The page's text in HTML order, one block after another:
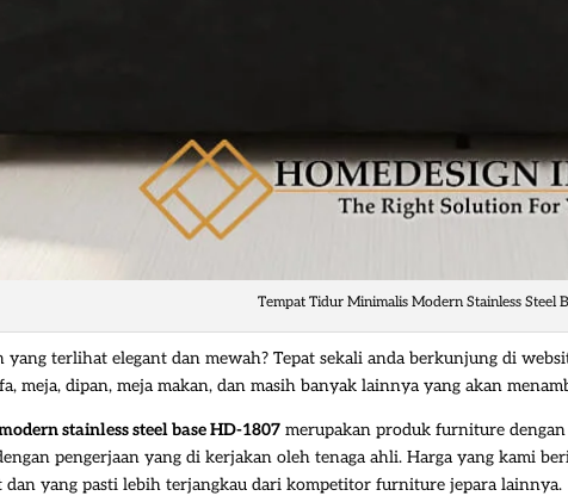
Tempat Tidur Minimalis Modern Stainless Steel
terlihat elegant dan mewah? Tepat sekali anda berkunjung di
meja, dipan, meja makan, dan masih banyak lainnya yang akan
stainless steel base HD-1807 merupakan produk furniture
pengerjaan yang di kerjakan oleh tenaga ahli. Harga yang kami
yang pasti lebih terjangkau dari kompetitor furniture jepara lainnya.